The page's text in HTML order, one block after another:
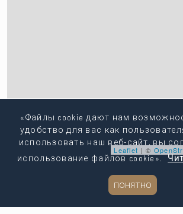
Leaflet | ©
Копировать
«Файлы cookie дают нам
удобство для вас как
использовать наш веб-сайт, вы
использование файлов cookie».
ПОНЯТНО